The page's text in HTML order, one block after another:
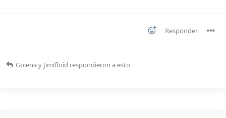
Responder
Goienay Jimifloid respondieron a esto